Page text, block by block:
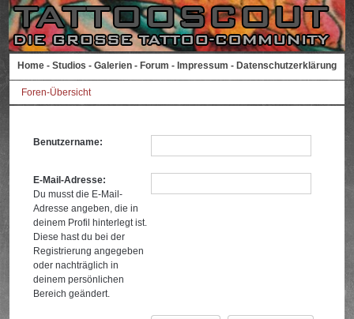
Home - Studios - Galerien - Forum - Impressum - Datenschutzerklärung
Foren-Übersicht
Benutzername:
E-Mail-Adresse:
Du musst die E-Mail-
Adresse angeben, die in
deinem Profil hinterlegt ist.
Diese hast du bei der
Registrierung angegeben
oder nachträglich in
deinem persönlichen
Bereich geändert.